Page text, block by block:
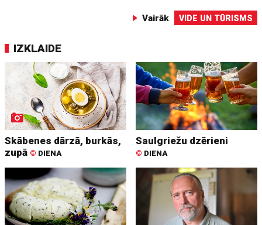
Vairāk VIDE UN TŪRISMS
IZKLAIDE
Skābenes dārzā, burkās,
zupā © DIENA
Saulgriežu dzērieni
© DIENA